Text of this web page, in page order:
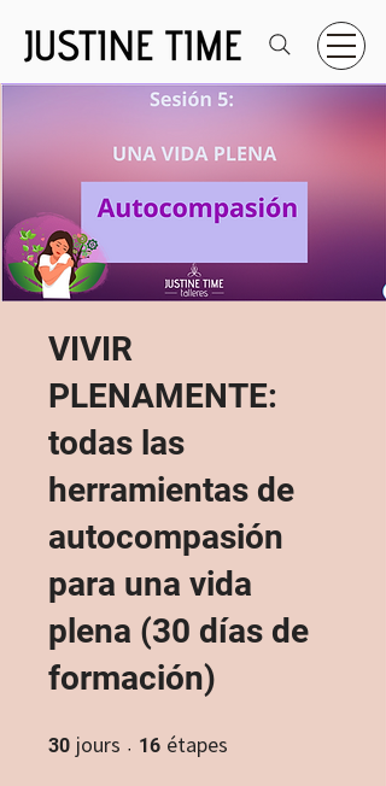
VIVIR
PLENAMENTE:
todas las
herramientas de
autocompasión
para una vida
plena (30 días de
formación)
30 jours 30 jours
16 étapes